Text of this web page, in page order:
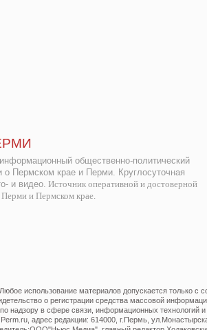
общественно-политический
о Пермском крае и Перми. Круглосуточная
и видео. Источник оперативной и достоверной
и Пермском крае.
использование материалов допускается только с
о регистрации средства массовой
надзору в сфере связи, информационных технологий
адрес редакции: 614000, г.Пермь,